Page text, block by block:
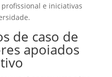
e iniciativas
de caso de
apoiados